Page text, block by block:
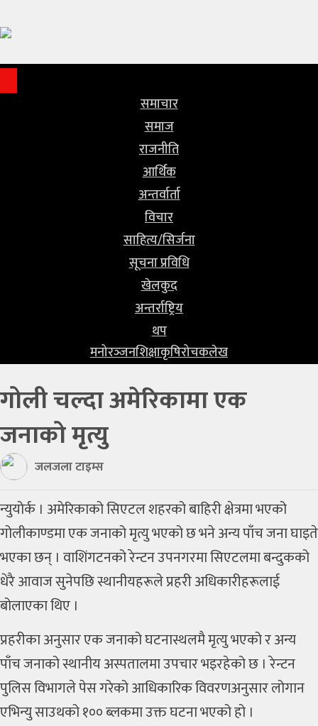
समाचार
समाज
राजनीति
आर्थिक
अन्तर्वार्ता
विचार
साहित्य/सिर्जना
सूचना प्रविधि
खेलकुद
अन्तर्राष्ट्रिय
थप
मनोरञ्‍जनशिक्षाकृषिरोचकलेख
समाज
खेलकुद
अन्तर्राष्ट्रिय
थप
मनोरञ्‍जन
कृषि
रोचक
लेख
गोली चल्दा अमेरिकामा एक
जनाको मृत्यु
जलजला टाइम्स
न्युयोर्क । अमेरिकाको सिएटल शहरको बाहिरी क्षेत्रमा भएको
गोलीकाण्डमा एक जनाको मृत्यु भएको छ भने अन्य पाँच जना घाइते
भएका छन् । वाशिंगटनको रेन्टन उपनगरमा सिएटलमा बन्दुकको
धेरै आवाज सुनेपछि स्थानीयहरूले प्रहरी अधिकारीहरूलाई
बोलाएका थिए ।
प्रहरीका अनुसार एक जनाको घटनास्थलमै मृत्यु भएको र अन्य
पाँच जनाको स्थानीय अस्पतालमा उपचार भइरहेको छ । रेन्टन
पुलिस विभागले पेस गरेको आधिकारिक विवरणअनुसार लोगान
एभिन्यु साउथको १०० ब्लकमा उक्त घटना भएको हो ।